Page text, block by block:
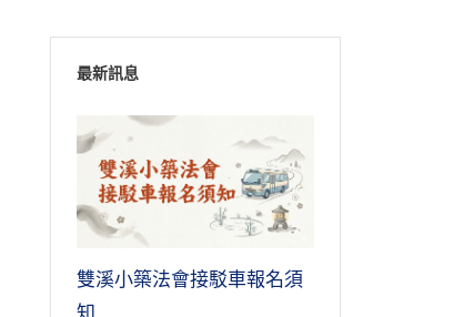
最新訊息
雙溪小築法會接駁車報名須
知